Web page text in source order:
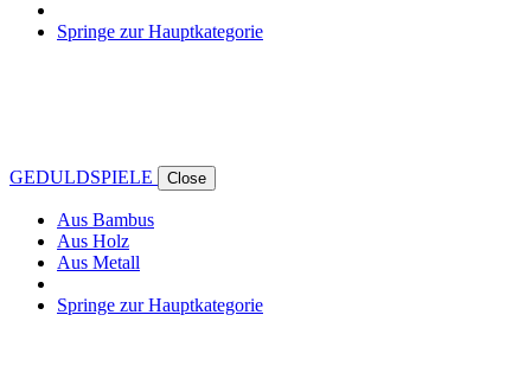
Springe zur Hauptkategorie
GEDULDSPIELE Close
Aus Bambus
Aus Holz
Aus Metall
Springe zur Hauptkategorie